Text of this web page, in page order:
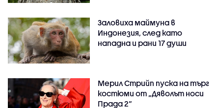
Заловиха маймуна в
Индонезия, след като
нападна и рани 17 души
Мерил Стрийп пуска на търг
костюми от „Дяволът носи
Прада 2“